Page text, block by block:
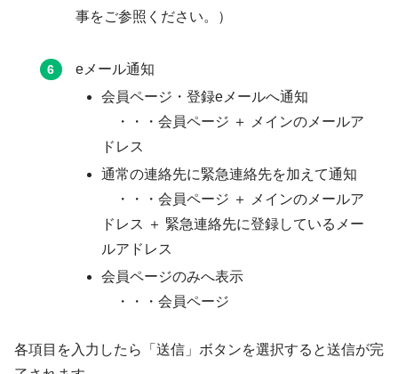
事をご参照ください。）
eメール通知
会員ページ・登録eメールへ通知
・・・会員ページ ＋ メインのメールア
ドレス
通常の連絡先に緊急連絡先を加えて通知
・・・会員ページ ＋ メインのメールア
ドレス ＋ 緊急連絡先に登録しているメー
ルアドレス
会員ページのみへ表示
・・・会員ページ
各項目を入力したら「送信」ボタンを選択すると送信が完